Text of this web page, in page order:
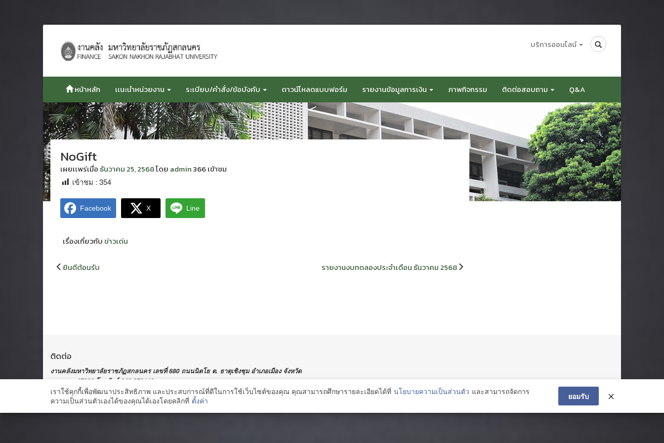
เนื้อหา
บริการออนไลน์ Search
หน้าหลัก เเนะนำหน่วยงาน ระเบียบ/คำสั่ง/ข้อบังคับ ดาวน์โหลดแบบฟอร์ม รายงานข้อมูลการเงิน ภาพกิจกรรม ติดต่อสอบถาม Q&A
NoGift
เผยเเพร่เมื่อ ธันวาคม 25, 2568โดย admin366 เข้าชม
เข้าชม : 354
Facebook X Line
เรื่องเกี่ยวกับ ข่าวเด่น
แนะแนว
ยินดีต้อนรับ รายงานงบทดลองประจำเดือน ธันวาคม 2568
ติดต่อ
งานคลังมหาวิทยาลัยราชภัฏสกลนคร เลขที่ 680 ถนนนิตโย ต. ธาตุเชิงชุม อำเภอเมือง จังหวัด
สกลนคร 47000 โทรศัพท์ 042-970119
Copyright@ 2015 Sakon Nakhon Rajabhat University
เราใช้คุกกี้เพื่อพัฒนาประสิทธิภาพ และประสบการณ์ที่ดีในการใช้เว็บไซต์ของคุณ คุณสามารถศึกษารายละเอียดได้ที่ นโยบายความเป็นส่วนตัว และสามารถจัดการ
ความเป็นส่วนตัวเองได้ของคุณได้เองโดยคลิกที่ ตั้งค่า ยอมรับ